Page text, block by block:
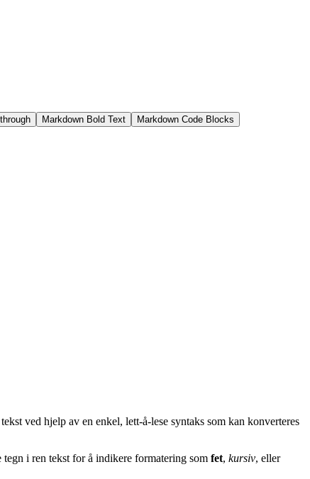
Markdown Bold Text
Markdown Code Blocks
ved hjelp av en enkel, lett-å-lese syntaks som kan konverteres
i ren tekst for å indikere formatering som fet, kursiv, eller